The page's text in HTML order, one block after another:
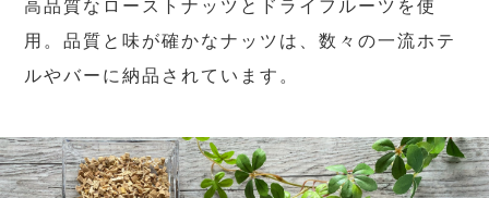
高品質なローストナッツとドライフルーツを使
用。品質と味が確かなナッツは、数々の一流ホテ
ルやバーに納品されています。